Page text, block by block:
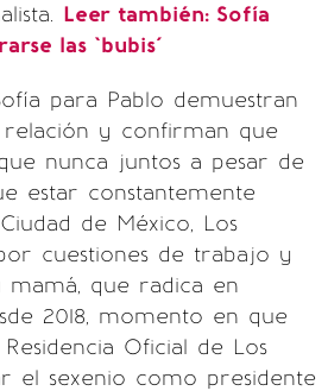
Leer también: Sofía
las `bubis´
para Pablo demuestran
y confirman que
nunca juntos a pesar de
estar constantemente
de México, Los
cuestiones de trabajo y
que radica en
2018, momento en que
Oficial de Los
el sexenio como presidente